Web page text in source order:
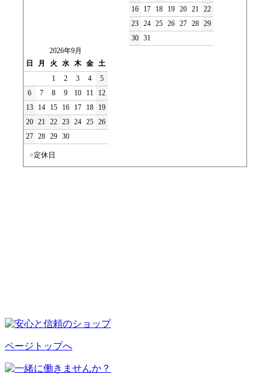
16
17 18 19 20 21 22
23 24 25 26 27 28 29
30 31
2026年9月
日
月 火 水 木 金 土
1
2 3 4
5
6
7 8 9 10 11
12
13
14 15 16 17 18
19
20 21 22 23 24 25 26
27 28 29 30
■定休日
ページトップへ